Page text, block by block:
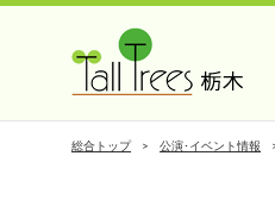
総合トップ 公演･イベント情報